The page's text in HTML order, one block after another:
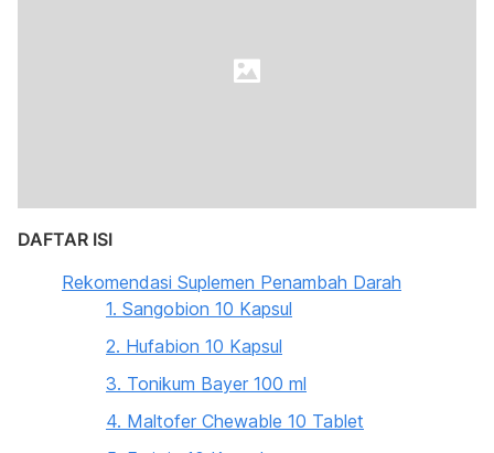
DAFTAR ISI
Rekomendasi Suplemen Penambah Darah
1. Sangobion 10 Kapsul
2. Hufabion 10 Kapsul
3. Tonikum Bayer 100 ml
4. Maltofer Chewable 10 Tablet